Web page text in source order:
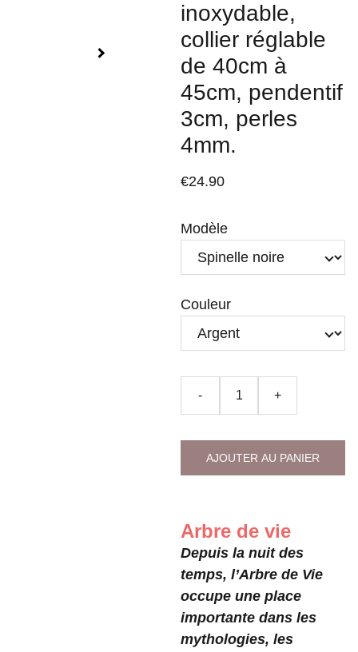
inoxydable,
collier réglable
de 40cm à
45cm, pendentif
3cm, perles
4mm.
€24.90
Modèle
Couleur
- +
AJOUTER AU PANIER
Arbre de vie
Depuis la nuit des
temps, l’Arbre de Vie
occupe une place
importante dans les
mythologies, les